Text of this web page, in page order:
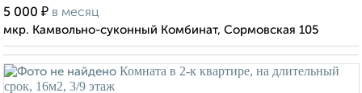
5 000 ₽ в месяц
мкр. Камвольно-суконный Комбинат, Сормовская 105